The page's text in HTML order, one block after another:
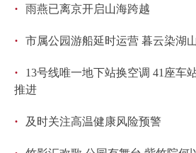
· 雨燕已离京开启山海跨越
· 市属公园游船延时运营 暮云染湖
·
13号线唯一地下站换空调 41座车
推进
· 及时关注高温健康风险预警